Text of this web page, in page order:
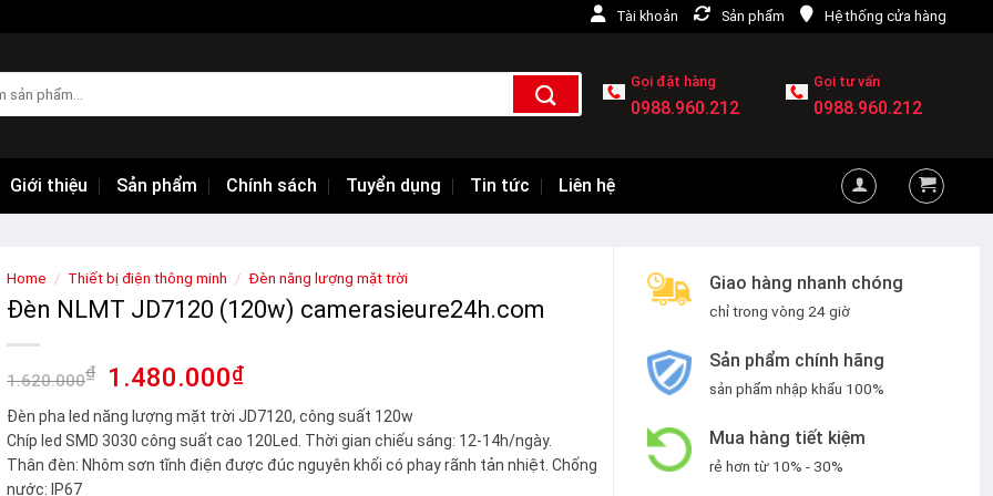
Tài khoản Sản phẩm Hệ thống cửa hàng
Gọi đặt hàng
0988.960.212
Gọi tư vấn
0988.960.212
Giới thiệu Sản phẩm Chính sách Tuyển dụng Tin tức Liên hệ
Giao hàng nhanh chóng
chỉ trong vòng 24 giờ
Sản phẩm chính hãng
sản phẩm nhập khẩu 100%
Mua hàng tiết kiệm
rẻ hơn từ 10% - 30%
Home / Thiết bị điện thông minh / Đèn năng lượng mặt trời
Đèn NLMT JD7120 (120w) camerasieure24h.com
1.620.000₫ 1.480.000₫
Đèn pha led năng lượng mặt trời JD7120, công suất 120w
Chíp led SMD 3030 công suất cao 120Led. Thời gian chiếu sáng: 12-14h/ngày.
Thân đèn: Nhôm sơn tĩnh điện được đúc nguyên khối có phay rãnh tản nhiệt. Chống
nước: IP67